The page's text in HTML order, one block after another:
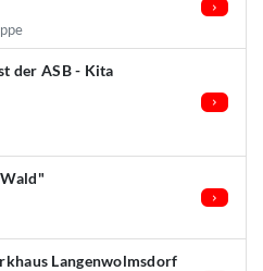
der ASB - Kita
Langenwolmsdorf